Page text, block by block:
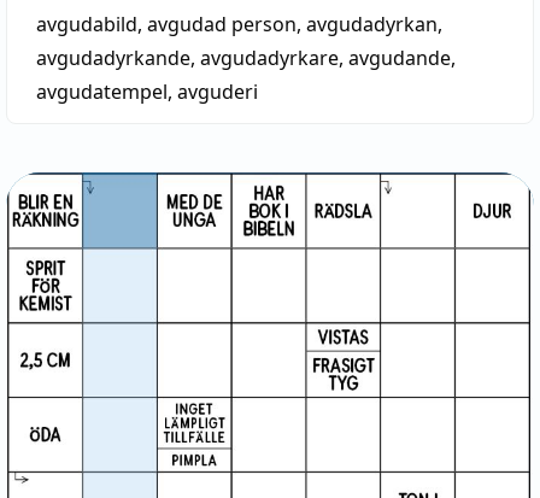
avgudabild, avgudad person, avgudadyrkan,
avgudadyrkande, avgudadyrkare, avgudande,
avgudatempel, avguderi